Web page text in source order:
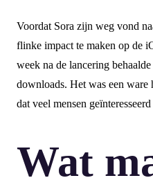
Voordat Sora zijn weg vond
flinke impact te maken op de
week na de lancering
downloads. Het was een
dat veel mensen
Wat